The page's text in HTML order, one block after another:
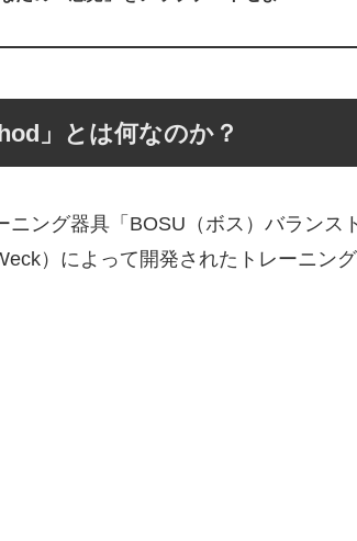
」とは何なのか？
ング器具「BOSU（ボス）バランス
）によって開発されたトレーニング